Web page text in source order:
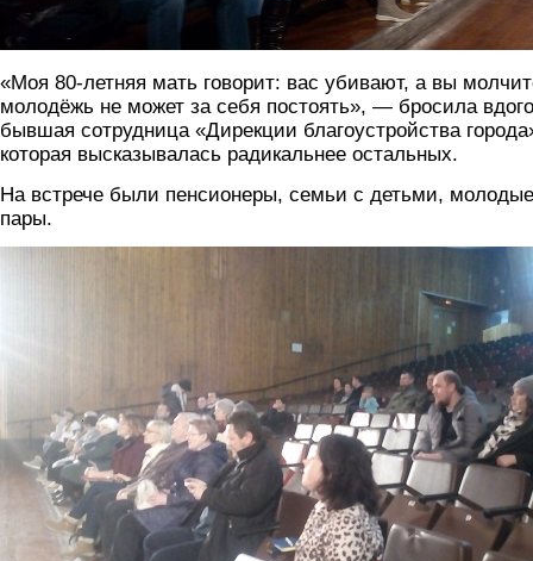
«Моя 80-летняя мать говорит: вас убивают, а вы
молодёжь не может за себя постоять», — бросила
бывшая сотрудница «Дирекции благоустройства
которая высказывалась радикальнее остальных.
На встрече были пенсионеры, семьи с детьми, молодые
пары.